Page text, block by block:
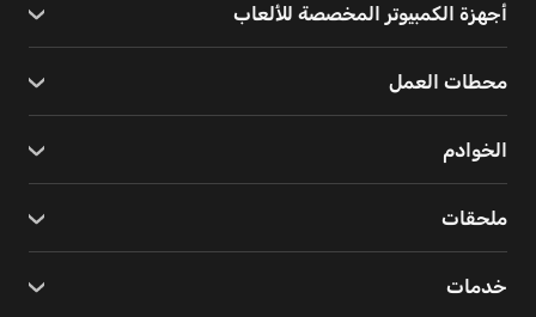
أجهزة الكمبيوتر المخصصة للألعاب
محطات العمل
الخوادم
ملحقات
خدمات